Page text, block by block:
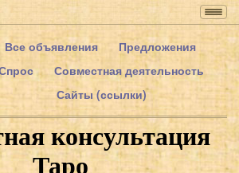
Все объявления
Предложения
Совместная деятельность
Сайты (ссылки)
консультация
Таро